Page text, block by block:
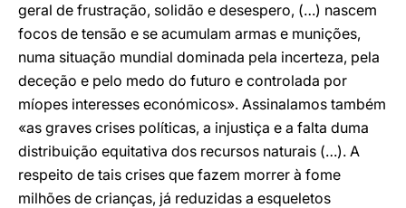
geral de frustração, solidão e desespero, (…) nascem
focos de tensão e se acumulam armas e munições,
numa situação mundial dominada pela incerteza, pela
deceção e pelo medo do futuro e controlada por
míopes interesses económicos». Assinalamos também
«as graves crises políticas, a injustiça e a falta duma
distribuição equitativa dos recursos naturais (…). A
respeito de tais crises que fazem morrer à fome
milhões de crianças, já reduzidas a esqueletos